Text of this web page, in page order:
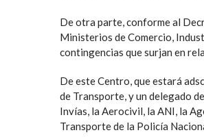
De otra parte, conforme al
Ministerios de Comercio,
contingencias que surjan en
De este Centro, que estará
de Transporte, y un delegado
Invías, la Aerocivil, la ANI, la
Transporte de la Policía